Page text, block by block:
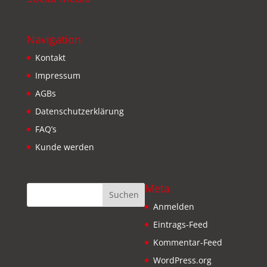
Navigation
Kontakt
Impressum
AGBs
Datenschutzerklärung
FAQ’s
Kunde werden
Meta
Anmelden
Eintrags-Feed
Kommentar-Feed
WordPress.org